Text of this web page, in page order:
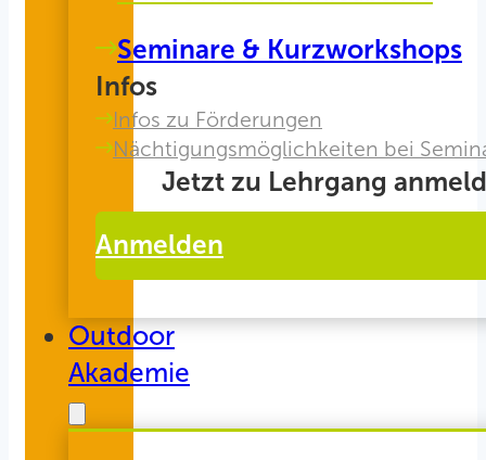
Seminare & Kurzworkshops
Infos
Infos zu Förderungen
Nächtigungsmöglichkeiten bei
Jetzt zu Lehrgang
Anmelden
Outdoor
Akademie